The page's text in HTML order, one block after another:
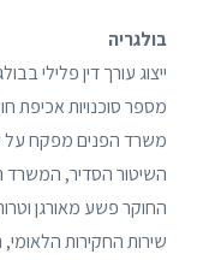
בולגריה
ייצוג עורך דין פלילי
מספר סוכנויות אכיפת
משרד הפנים מפקח על
השיטור הסדיר,
החוקר פשע מאורגן
שירות החקירות